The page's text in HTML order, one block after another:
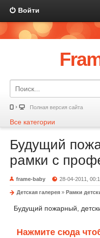
Войти
Полная версия сайта
Все категории
Будущий
рамки с
frame-baby 28-04-2011,
Детская галерея » Рамки
Будущий пожарный,
Нажмите сюда